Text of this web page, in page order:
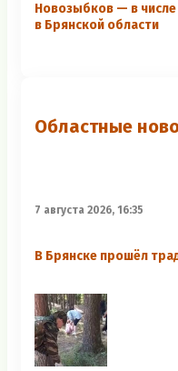
Новозыбков — в
в Брянской области
Областные
7 августа 2026, 16:35
В Брянске прошёл